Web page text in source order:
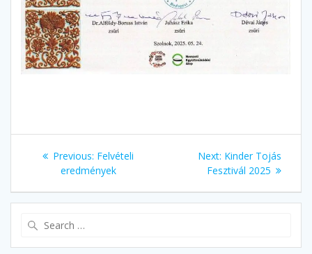
Bejegyzés
navigáció
Previous: Previous
post:
Felvételi
eredmények
Next: Next
post:
Kinder Tojás
Fesztivál 2025